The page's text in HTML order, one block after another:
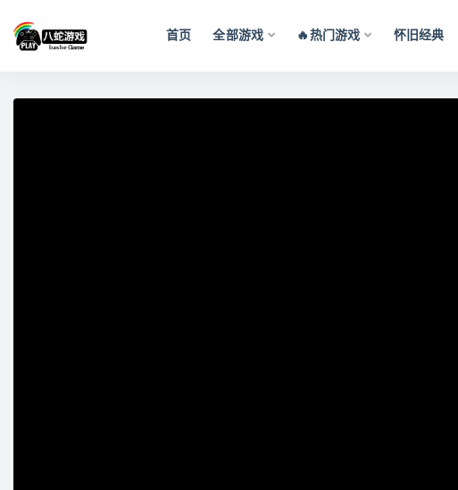
首页 全部游戏 🔥热门游戏 怀旧经典